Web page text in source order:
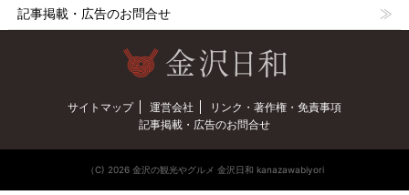
記事掲載・広告のお問合せ
サイトマップ 運営会社
リンク・著作権・免責事項
記事掲載・広告のお問合せ
（C) 2026 金沢の観光やグルメ 金沢日和 kanazawabiyori